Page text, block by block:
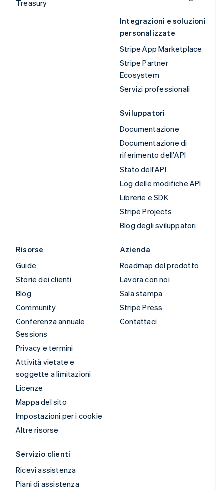
Treasury
Integrazioni e soluzioni
personalizzate
Stripe App Marketplace
Stripe Partner
Ecosystem
Servizi professionali
Sviluppatori
Documentazione
Documentazione di
riferimento dell'API
Stato dell'API
Log delle modifiche API
Librerie e SDK
Stripe Projects
Blog degli sviluppatori
Risorse
Guide
Storie dei clienti
Blog
Community
Conferenza annuale
Sessions
Privacy e termini
Attività vietate e
soggette a limitazioni
Licenze
Mappa del sito
Impostazioni per i cookie
Altre risorse
Azienda
Roadmap del prodotto
Lavora con noi
Sala stampa
Stripe Press
Contattaci
Servizio clienti
Ricevi assistenza
Piani di assistenza